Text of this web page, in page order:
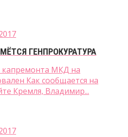
ГЕНПРОКУРАТУРА
капремонта МКД на
Как сообщается на
Кремля, Владимир...